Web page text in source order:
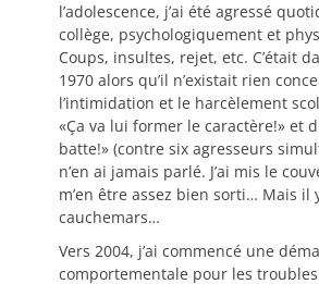
l’adolescence, j’ai été agressé
collège, psychologiquement et
Coups, insultes, rejet, etc. C’était
1970 alors qu’il n’existait rien
l’intimidation et le harcèlement
«Ça va lui former le caractère!» et
batte!» (contre six agresseurs
n’en ai jamais parlé. J’ai mis le
m’en être assez bien sorti… Mais il
cauchemars…
Vers 2004, j’ai commencé une
comportementale pour les